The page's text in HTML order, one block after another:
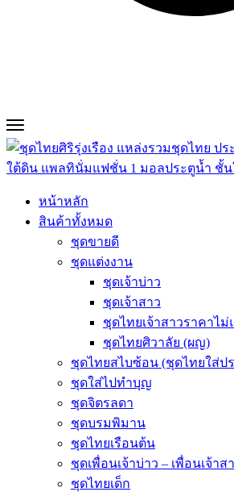
หน้าหลัก
สินค้าทั้งหมด
ชุดขายดี
ชุดแต่งงาน
ชุดเจ้าบ่าว
ชุดเจ้าสาว
ชุดไทยเจ้าสาวราคาไม่
ชุดไทยศิวาลัย (ผญ)
ชุดไทยสไบซ้อน (ชุดไทยใส่ป
ชุดใส่ไปทำบุญ
ชุดจิตรลดา
ชุดบรมพิมาน
ชุดไทยเรือนต้น
ชุดเพื่อนเจ้าบ่าว – เพื่อนเจ้าส
ชุดไทยเด็ก